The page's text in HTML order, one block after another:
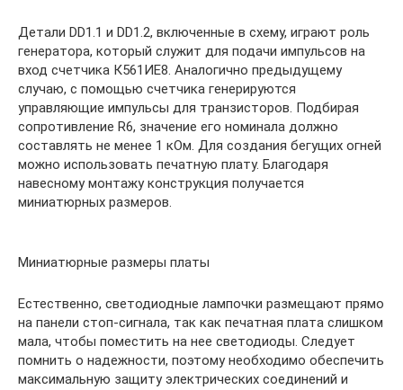
Детали DD1.1 и DD1.2, включенные в схему, играют роль
генератора, который служит для подачи импульсов на
вход счетчика К561ИЕ8. Аналогично предыдущему
случаю, с помощью счетчика генерируются
управляющие импульсы для транзисторов. Подбирая
сопротивление R6, значение его номинала должно
составлять не менее 1 кОм. Для создания бегущих огней
можно использовать печатную плату. Благодаря
навесному монтажу конструкция получается
миниатюрных размеров.
Миниатюрные размеры платы
Естественно, светодиодные лампочки размещают прямо
на панели стоп-сигнала, так как печатная плата слишком
мала, чтобы поместить на нее светодиоды. Следует
помнить о надежности, поэтому необходимо обеспечить
максимальную защиту электрических соединений и